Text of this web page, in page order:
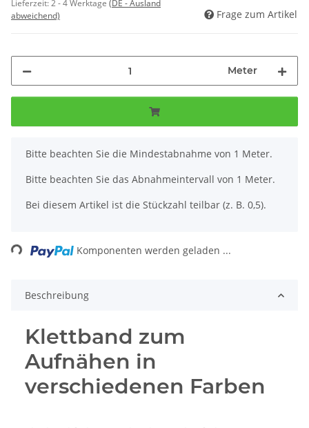
Lieferzeit:2 - 4 Werktage (DE - Ausland
abweichend)
Frage zum Artikel
Meter
x
Bitte beachten Sie die Mindestabnahme von 1 Meter.
Bitte beachten Sie das Abnahmeintervall von 1 Meter.
Bei diesem Artikel ist die Stückzahl teilbar (z. B. 0,5).
Komponenten werden geladen ...
Beschreibung
Klettband zum
Aufnähen in
verschiedenen Farben